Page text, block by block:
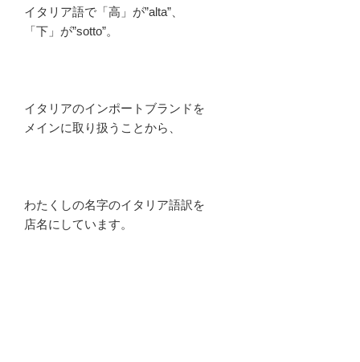
イタリア語で「高」が”alta”、
「下」が”sotto”。
イタリアのインポートブランドを
メインに取り扱うことから、
わたくしの名字のイタリア語訳を
店名にしています。